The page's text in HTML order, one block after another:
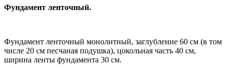
Фундамент ленточный.
Фундамент ленточный монолитный, заглубление 60 см (в том
числе 20 см песчаная подушка), цокольная часть 40 см,
ширина ленты фундамента 30 см.